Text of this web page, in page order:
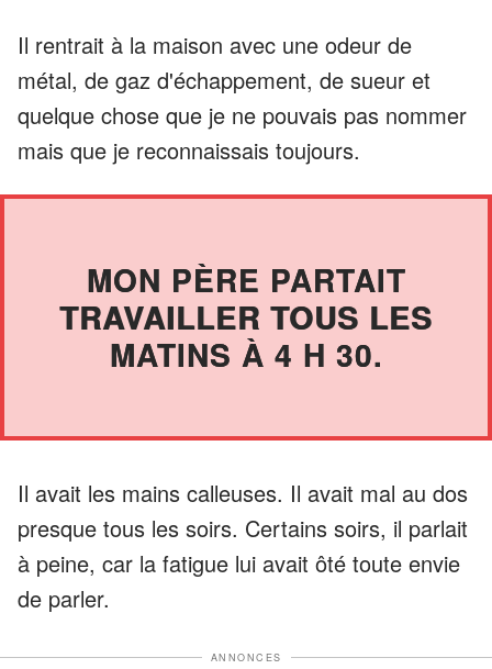
Il rentrait à la maison avec une odeur de
métal, de gaz d'échappement, de sueur et
quelque chose que je ne pouvais pas nommer
mais que je reconnaissais toujours.
MON PÈRE PARTAIT
TRAVAILLER TOUS LES
MATINS À 4 H 30.
Il avait les mains calleuses. Il avait mal au dos
presque tous les soirs. Certains soirs, il parlait
à peine, car la fatigue lui avait ôté toute envie
de parler.
ANNONCES